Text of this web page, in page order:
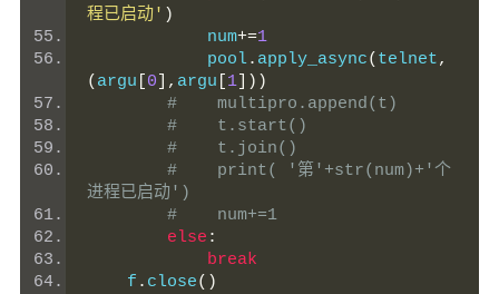
程已启动' )
            num
+=1
            pool
. apply_async( telnet,
( argu 0 ], argu 1 ]))
#    multipro.append(t)
#    t.start()
#    t.join()
#    print( '第'+str(num)+'个
进程已启动')
#    num+=1
else :
break
    f
. close()